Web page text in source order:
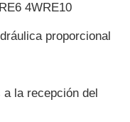
4WRE10
proporcional
la recepción del